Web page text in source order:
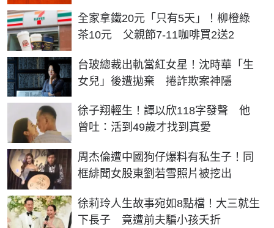
全家拿鐵20元「只有5天」！柳橙綠
茶10元 父親節7-11咖啡買2送2
台玻總裁出軌當紅女星！沈時華「生
女兒」後遭拋棄 捲詐欺案神隱
徐子翔輕生！譚以欣118字發聲 他
曾吐：活到49歲才找到真愛
周杰倫遭中國狗仔爆料有私生子！同
框緋聞女股東劉若雪照片被挖出
徐莉玲人生故事宛如8點檔！大三就生
下長子 竟遭前夫騙小孩夭折